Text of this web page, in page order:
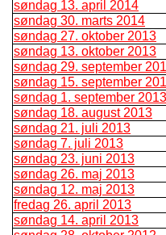
søndag 13. april 2014
søndag 30. marts 2014
søndag 27. oktober 2013
søndag 13. oktober 2013
søndag 29. september
søndag 15. september
søndag 1. september 2013
søndag 18. august 2013
søndag 21. juli 2013
søndag 7. juli 2013
søndag 23. juni 2013
søndag 26. maj 2013
søndag 12. maj 2013
fredag 26. april 2013
søndag 14. april 2013